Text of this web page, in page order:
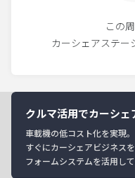
この
カーシェアステー
クルマ活用でカーシェ
車載機の低コスト化を実現。
すぐにカーシェアビジネス
フォームシステムを活用し